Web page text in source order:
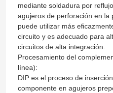
mediante soldadura por
agujeros de perforación en la
puede utilizar más
circuito y es adecuado para
circuitos de alta integración.
Procesamiento del
línea):
DIP es el proceso de
componente en agujeros